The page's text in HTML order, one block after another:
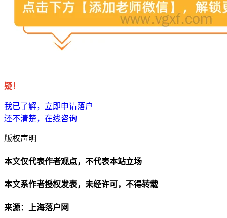
疑！
我已了解，立即申请落户
还不清楚，在线咨询
版权声明
本文仅代表作者观点，不代表本站立场
本文系作者授权发表，未经许可，不得转载
来源：上海落户网